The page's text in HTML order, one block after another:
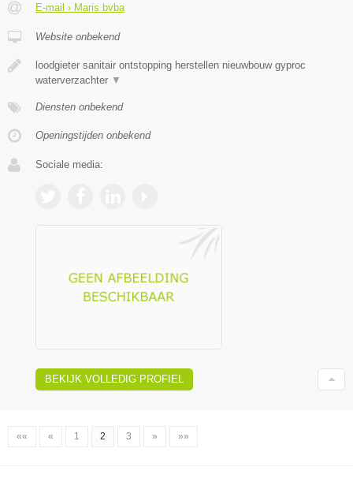
E-mail › Maris bvba
Website onbekend
loodgieter sanitair ontstopping herstellen nieuwbouw gyproc
waterverzachter ▼
Diensten onbekend
Openingstijden onbekend
Sociale media:
BEKIJK VOLLEDIG PROFIEL
«« « 1 2 3 » »»